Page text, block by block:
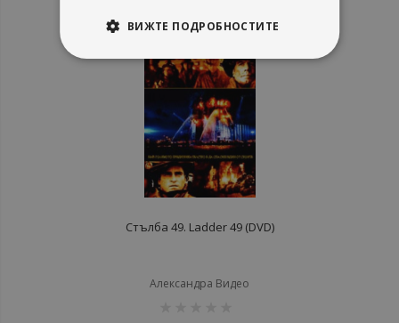
Стълба 49. Ladder 49 (DVD)
Александра Видео
ВИЖТЕ ПОДРОБНОСТИТЕ